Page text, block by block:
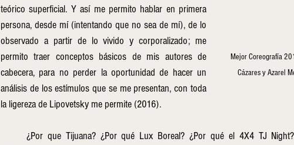
Mejor Coreografía
Cázares y Azarel
teórico superficial. Y así me permito hablar en primera
persona, desde mí (intentando que no sea de mí), de lo
observado a partir de lo vivido y corporalizado; me
permito traer conceptos básicos de mis autores de
cabecera, para no perder la oportunidad de hacer un
análisis de los estímulos que se me presentan, con toda
la ligereza de Lipovetsky me permite (2016).